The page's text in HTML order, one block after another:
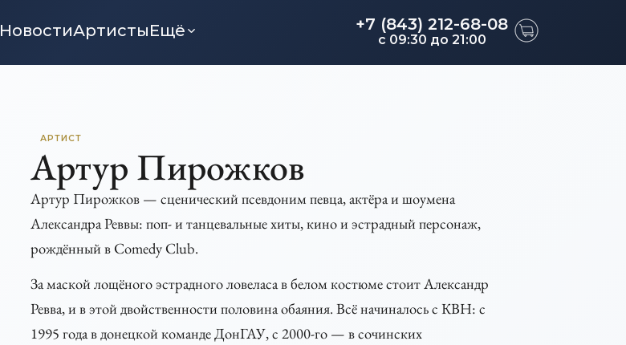
НовостиАртистыЕщё +7 (843) 212-68-08
c 09:30 до 21:00
АРТИСТ
Артур Пирожков
Артур Пирожков — сценический псевдоним певца, актёра и шоумена
Александра Реввы: поп- и танцевальные хиты, кино и эстрадный персонаж,
рождённый в Comedy Club.
За маской лощёного эстрадного ловеласа в белом костюме стоит Александр
Ревва, и в этой двойственности половина обаяния. Всё начиналось с КВН: с
1995 года в донецкой команде ДонГАУ, с 2000-го — в сочинских